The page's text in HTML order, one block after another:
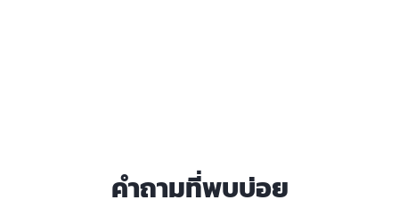
คำถามที่พบบ่อย